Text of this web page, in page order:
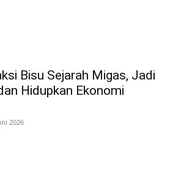
Bisu Sejarah Migas, Jadi
Hidupkan Ekonomi
2026